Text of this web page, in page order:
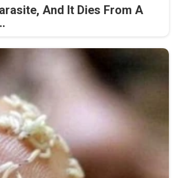
And It Dies From A